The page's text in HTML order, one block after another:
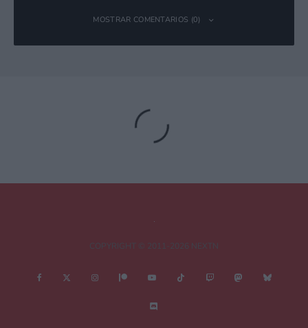
MOSTRAR COMENTARIOS (0)
Tu dirección de correo electrónico no será publicada.
obligatorios están marcados con*